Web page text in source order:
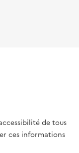
de tous
ces informations